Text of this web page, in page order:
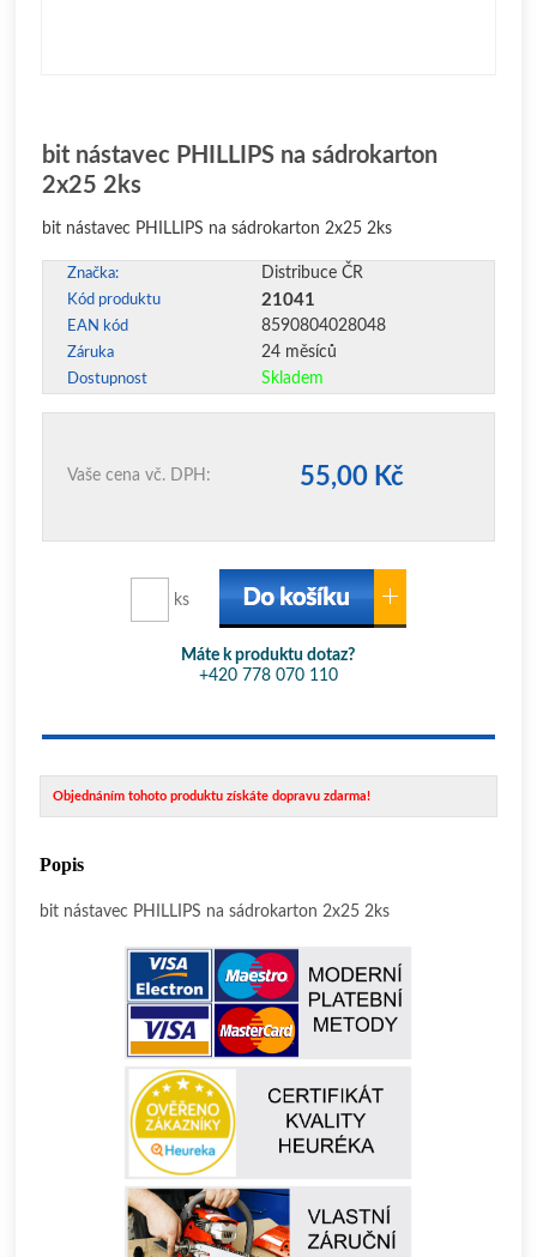
bit nástavec PHILLIPS na sádrokarton
2x25 2ks
bit nástavec PHILLIPS na sádrokarton 2x25 2ks
Značka: Distribuce ČR
Kód produktu 21041
EAN kód 8590804028048
Záruka 24 měsíců
Dostupnost Skladem
Vaše cena vč. DPH: 55,00 Kč
ks
Máte k produktu dotaz?
+420 778 070 110
Objednáním tohoto produktu získáte dopravu zdarma!
Popis
bit nástavec PHILLIPS na sádrokarton 2x25 2ks